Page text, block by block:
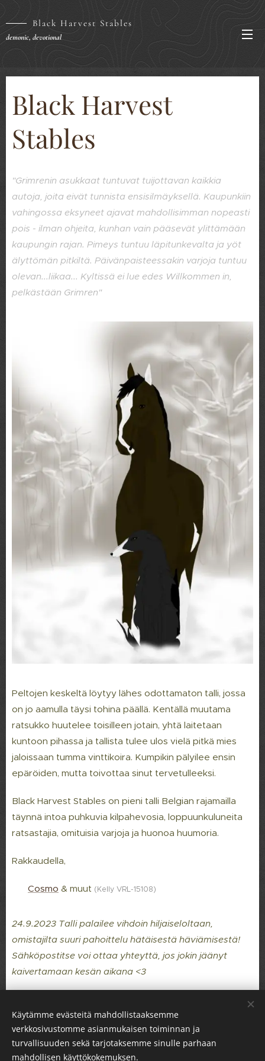
Black Harvest Stables
demonic, devotional
Black Harvest
Stables
"Grimrenin asukkaat tuntuvat tuijottavan kaikkia
autoja, joita eivät tunnista ensisilmäyksellä. Kaupunkiin
vahingossa eksyneet ajavat mahdollisimman nopeasti
pois - ilman ohjeita, kunhan vain pääsevät ylittämään
kaupungin rajan. Pimeys tuntuu läpitunkevalta ja yöt
älyttömän pitkiltä. Päivänpaisteessakin varjoja tuntuu
olevan...liikaa... Kyltissä ei lue edes Willkommen in,
pelkästään Grimren"
Peltojen keskeltä löytyy lähes odottamaton talli, jossa
on jo aamulla täysi tohina päällä. Kentällä muutama
ratsukko huutelee toisilleen jotain, yhtä laitetaan
kuntoon pihassa ja tallista tulee ulos vielä pitkä mies
jaloissaan tumma vinttikoira. Kumpikin pälyilee ensin
epäröiden, mutta toivottaa sinut tervetulleeksi.
Black Harvest Stables on pieni talli Belgian rajamailla
täynnä intoa puhkuvia kilpahevosia, loppuunkuluneita
ratsastajia, omituisia varjoja ja huonoa huumoria.
Rakkaudella,
Cosmo & muut (Kelly VRL-15108)
24.9.2023 Talli palailee vihdoin hiljaiseloltaan,
omistajilta suuri pahoittelu hätäisestä häviämisestä!
Sähköpostitse voi ottaa yhteyttä, jos jokin jäänyt
kaivertamaan kesän aikana <3
Käytämme evästeitä mahdollistaaksemme
verkkosivustomme asianmukaisen toiminnan ja
turvallisuuden sekä tarjotaksemme sinulle parhaan
mahdollisen käyttökokemuksen.